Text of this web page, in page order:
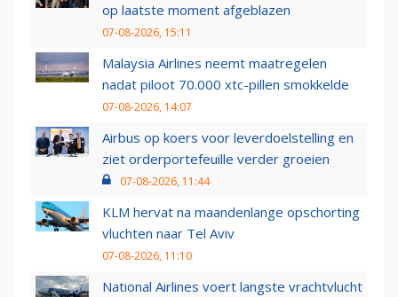
op laatste moment afgeblazen
07-08-2026, 15:11
Malaysia Airlines neemt maatregelen
nadat piloot 70.000 xtc-pillen smokkelde
07-08-2026, 14:07
Airbus op koers voor leverdoelstelling en
ziet orderportefeuille verder groeien
07-08-2026, 11:44
KLM hervat na maandenlange opschorting
vluchten naar Tel Aviv
07-08-2026, 11:10
National Airlines voert langste vrachtvlucht